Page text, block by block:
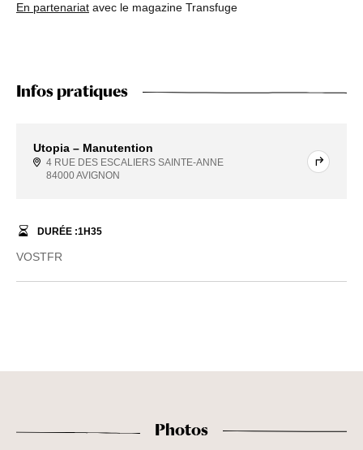
En partenariat avec le magazine Transfuge
Infos pratiques
Utopia – Manutention
4 RUE DES ESCALIERS SAINTE-ANNE
84000 AVIGNON
DURÉE :1H35
VOSTFR
Photos